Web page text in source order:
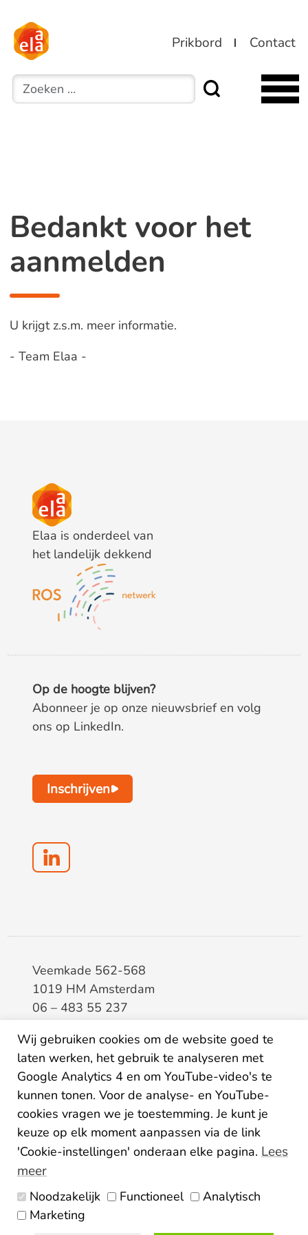
Prikbord Contact
Zoeken
Bedankt voor het
aanmelden
U krijgt z.s.m. meer informatie.
- Team Elaa -
Elaa is onderdeel van
het landelijk dekkend
Op de hoogte blijven?
Abonneer je op onze nieuwsbrief en volg
ons op LinkedIn.
Inschrijven
Veemkade 562-568
1019 HM Amsterdam
06 – 483 55 237
BTW8133.20.343.B.01
KvK34207150
IBANNL26ABNA0507435125
Algemene voorwaarden
Disclaimer Colofon
Wij gebruiken cookies om de website goed te
laten werken, het gebruik te analyseren met
Google Analytics 4 en om YouTube-video's te
kunnen tonen. Voor de analyse- en YouTube-
cookies vragen we je toestemming. Je kunt je
keuze op elk moment aanpassen via de link
'Cookie-instellingen' onderaan elke pagina. Lees
meer
Noodzakelijk Functioneel
Analytisch
Marketing